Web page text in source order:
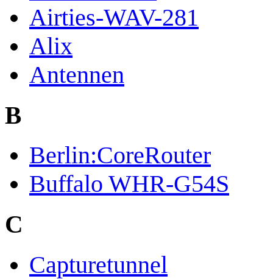
Airties-WAV-281
Alix
Antennen
B
Berlin:CoreRouter
Buffalo WHR-G54S
C
Capturetunnel